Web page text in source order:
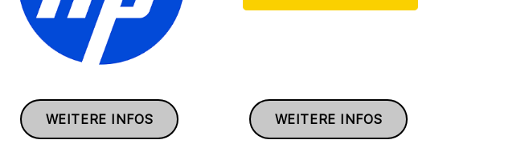
WEITERE INFOS WEITERE INFOS